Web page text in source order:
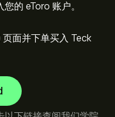
的 eToro 账户。
页面并下单买入 Teck